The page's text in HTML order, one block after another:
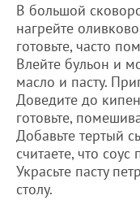
В большой
нагрейте
готовьте, часто
Влейте бульон и
масло и пасту.
Доведите до
готовьте,
Добавьте тертый
считаете, что
Украсьте пасту
столу.